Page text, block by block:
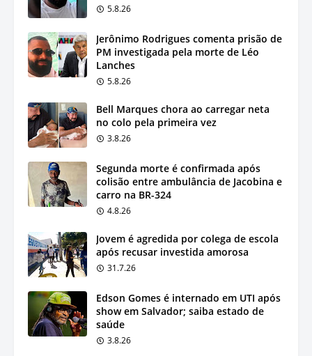
5.8.26
Jerônimo Rodrigues comenta prisão de
PM investigada pela morte de Léo
Lanches
5.8.26
Bell Marques chora ao carregar neta
no colo pela primeira vez
3.8.26
Segunda morte é confirmada após
colisão entre ambulância de Jacobina e
carro na BR-324
4.8.26
Jovem é agredida por colega de escola
após recusar investida amorosa
31.7.26
Edson Gomes é internado em UTI após
show em Salvador; saiba estado de
saúde
3.8.26